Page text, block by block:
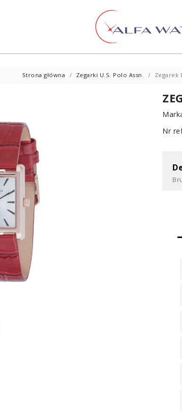
Strona główna Zegarki U.S. Polo Assn. Zegarek
Nr